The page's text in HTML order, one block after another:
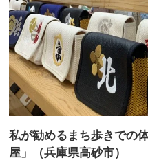
私が勧めるまち歩きでの
屋」（兵庫県高砂市）